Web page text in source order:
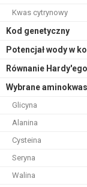
Kwas cytrynowy
Kod genetyczny
Potencjał wody w
Równanie
Wybrane
Glicyna
Alanina
Cysteina
Seryna
Walina